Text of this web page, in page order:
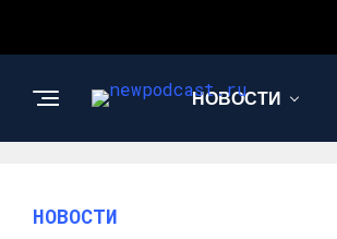
НОВОСТИ
НОВОСТИ